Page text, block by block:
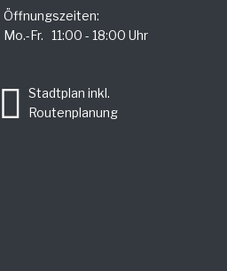
Öffnungszeiten:
Mo.-Fr. 11:00 - 18:00 Uhr
Stadtplan inkl.
Routenplanung